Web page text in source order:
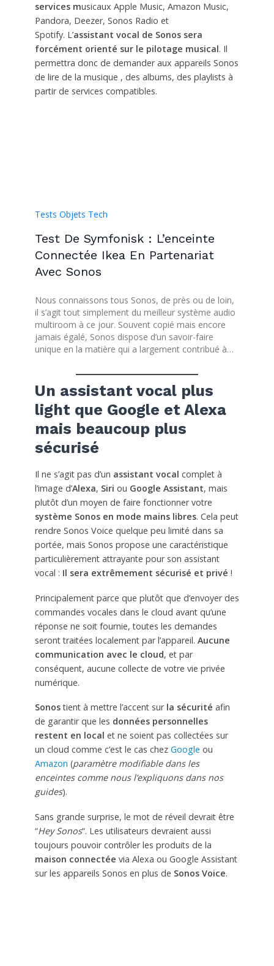
services musicaux Apple Music, Amazon Music,
Pandora, Deezer, Sonos Radio et
Spotify. L’assistant vocal de Sonos sera
forcément orienté sur le pilotage musical. Il
permettra donc de demander aux appareils Sonos
de lire de la musique , des albums, des playlists à
partir de services compatibles.
Tests Objets Tech
Test De Symfonisk : L’enceinte
Connectée Ikea En Partenariat
Avec Sonos
Nous connaissons tous Sonos, de près ou de loin,
il s’agit tout simplement du meilleur système audio
multiroom à ce jour. Souvent copié mais encore
jamais égalé, Sonos dispose d’un savoir-faire
unique en la matière qui a largement contribué à…
Un assistant vocal plus
light que Google et Alexa
mais beaucoup plus
sécurisé
Il ne s’agit pas d’un assistant vocal complet à
l’image d’Alexa, Siri ou Google Assistant, mais
plutôt d’un moyen de faire fonctionner votre
système Sonos en mode mains libres. Cela peut
rendre Sonos Voice quelque peu limité dans sa
portée, mais Sonos propose une caractéristique
particulièrement attrayante pour son assistant
vocal : Il sera extrêmement sécurisé et privé !
Principalement parce que plutôt que d’envoyer des
commandes vocales dans le cloud avant qu’une
réponse ne soit fournie, toutes les demandes
seront traitées localement par l’appareil. Aucune
communication avec le cloud, et par
conséquent, aucune collecte de votre vie privée
numérique.
Sonostient à mettre l’accent sur la sécurité afin
de garantir que les données personnelles
restent en local et ne soient pas collectées sur
un cloud comme c’est le cas chez Google ou
Amazon (paramètre modifiable dans les
enceintes comme nous l’expliquons dans nos
guides).
Sans grande surprise, le mot de réveil devrait être
“Hey Sonos“. Les utilisateurs devraient aussi
toujours pouvoir contrôler les produits de la
maison connectée via Alexa ou Google Assistant
sur les appareils Sonos en plus de Sonos Voice.